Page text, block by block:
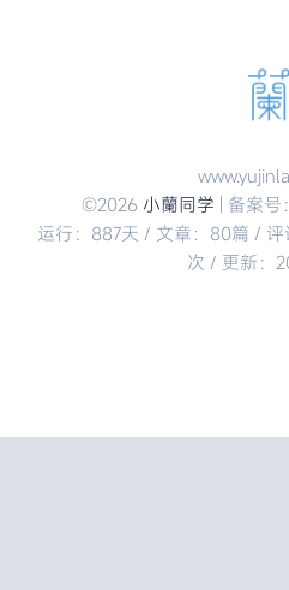
©2026 小蘭同学 | 备案号：
运行：887天 / 文章：80篇 /
次 / 更新：